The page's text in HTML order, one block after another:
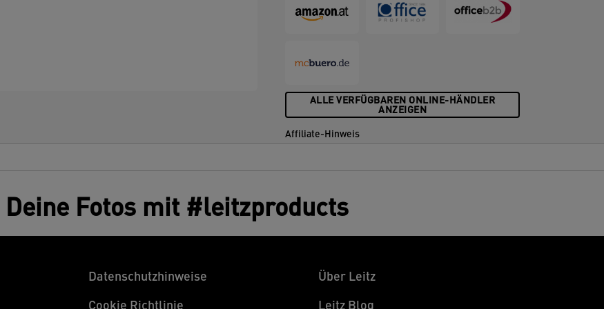
ALLE VERFÜGBAREN ONLINE-HÄNDLER
ANZEIGEN
Affiliate-Hinweis
Deine Fotos mit #leitzproducts
Datenschutzhinweise
Cookie Richtlinie
Über Leitz
Leitz Blog